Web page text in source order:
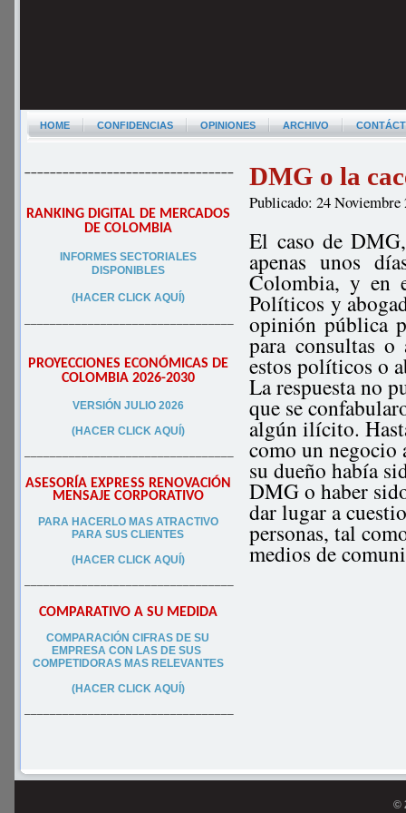
HOME CONFIDENCIAS OPINIONES ARCHIVO
–––––––––––––––––––––––––––––––––
RANKING DIGITAL DE MERCADOS
DE COLOMBIA
INFORMES SECTORIALES
DISPONIBLES
(HACER CLICK AQUÍ)
–––––––––––––––––––––––––––––––––
PROYECCIONES ECONÓMICAS DE
COLOMBIA 2026-2030
VERSIÓN JULIO 2026
(HACER CLICK AQUÍ)
–––––––––––––––––––––––––––––––––
ASESORÍA EXPRESS RENOVACIÓN
MENSAJE CORPORATIVO
PARA HACERLO MAS ATRACTIVO
PARA SUS CLIENTES
(HACER CLICK AQUÍ)
–––––––––––––––––––––––––––––––––
COMPARATIVO A SU MEDIDA
COMPARACIÓN CIFRAS DE SU
EMPRESA CON LAS DE SUS
COMPETIDORAS MAS RELEVANTES
(HACER CLICK AQUÍ)
–––––––––––––––––––––––––––––––––
DMG o la
Publicado: 24 Noviembre
El caso de
apenas unos
Colombia, y en
Políticos y
opinión pública
para consultas
estos políticos o
La respuesta no
que se
algún ilícito.
como un negocio
su dueño había
DMG o haber
dar lugar a
personas, tal
medios de
©